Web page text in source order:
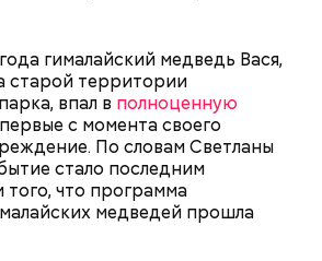
гималайский медведь Вася,
территории
впал в полноценную
с момента своего
По словам Светланы
стало последним
что программа
медведей прошла